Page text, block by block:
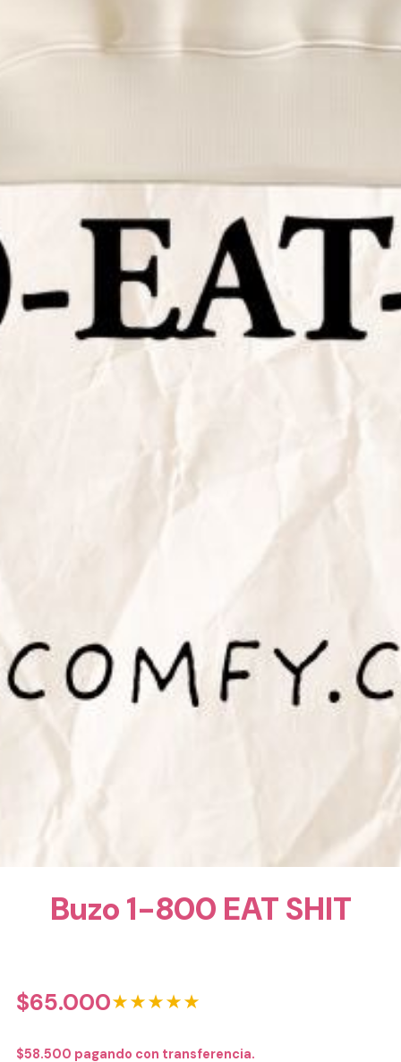
Buzo 1-800 EAT SHIT
$65.000★★★★★
$58.500 pagando con transferencia.